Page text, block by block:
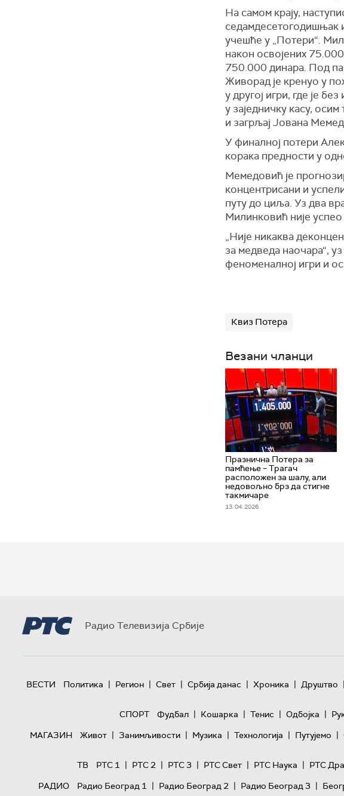
На самом крају,
седамдесетогодишњак
учешће у „Потери“.
након освојених
750.000 динара. Под
Живорад је кренуо у
у другој игри, где је
у заједничку касу, осим
и загрљај Јована
У финалној потери
корака предности у
Мемедовић је
концентрисани и
путу до циља. Уз два
Милинковић није
„Није никаква
за медведа наочара“,
феноменалној игри и
Квиз Потера
Везани чланци
Празнична Потера за
памћење – Трагач
расположен за шалу, али
недовољно брз да стигне
такмичаре
13. 04. 2026.
Радио Телевизија Србије
ВЕСТИ Политика | Регион | Свет | Србија данас | Хроника | Друштво |
СПОРТ
Фудбал | Кошарка | Тенис | Одбојка |
МАГАЗИН
Живот | Занимљивости | Музика | Технологијa | Путујемо |
ТВ
РТС 1 | РТС 2 | РТС 3 | РТС Свет | РТС Наука | РТС
РАДИО
Радио Београд 1 | Радио Београд 2 | Радио Београд 3 |